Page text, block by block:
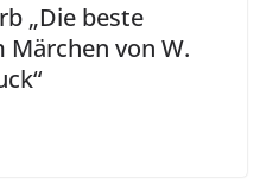
„Die beste
Märchen von W.